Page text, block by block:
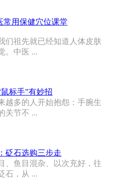
常用保健穴位课堂
们祖先就已经知道人体皮肤
。中医 ...
标手”有妙招
越多的人开始抱怨：手腕生
关节不 ...
砭石选购三步走
、鱼目混杂、以次充好，往
石，从 ...